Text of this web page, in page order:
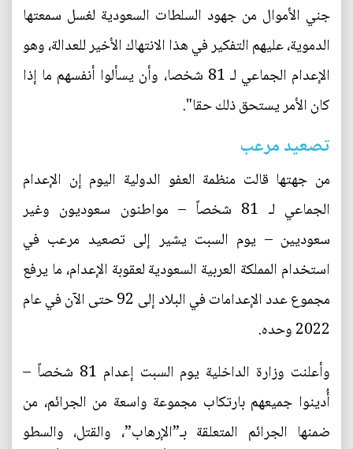
جني الأموال من جهود السلطات السعودية لغسل سمعتها
الدموية، عليهم التفكير في هذا الانتهاك الأخير للعدالة، وهو
الإعدام الجماعي لـ 81 شخصا، وأن يسألوا أنفسهم ما إذا
كان الأمر يستحق ذلك حقا".
تصعيد مرعب
من جهتها قالت منظمة العفو الدولية اليوم إن الإعدام
الجماعي لـ 81 شخصاً – مواطنون سعوديون وغير
سعوديين – يوم السبت يشير إلى تصعيد مرعب في
استخدام المملكة العربية السعودية لعقوبة الإعدام، ما يرفع
مجموع عدد الإعدامات في البلاد إلى 92 حتى الآن في عام
2022 وحده.
وأعلنت وزارة الداخلية يوم السبت إعدام 81 شخصاً –
أُدينوا جميعهم بارتكاب مجموعة واسعة من الجرائم، من
ضمنها الجرائم المتعلقة بـ”الإرهاب”، والقتل، والسطو